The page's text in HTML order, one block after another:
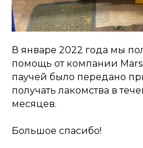
В январе 2022 года мы
помощь от компании
паучей было передано
получать лакомства в
месяцев.
Большое спасибо!